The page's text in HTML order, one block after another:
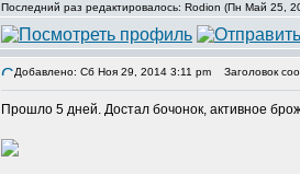
Последний раз редактировалось: Rodion (Пн Май 25,
Добавлено: Сб Ноя 29, 2014 3:11 pm Заголовок
Прошло 5 дней. Достал бочонок, активное